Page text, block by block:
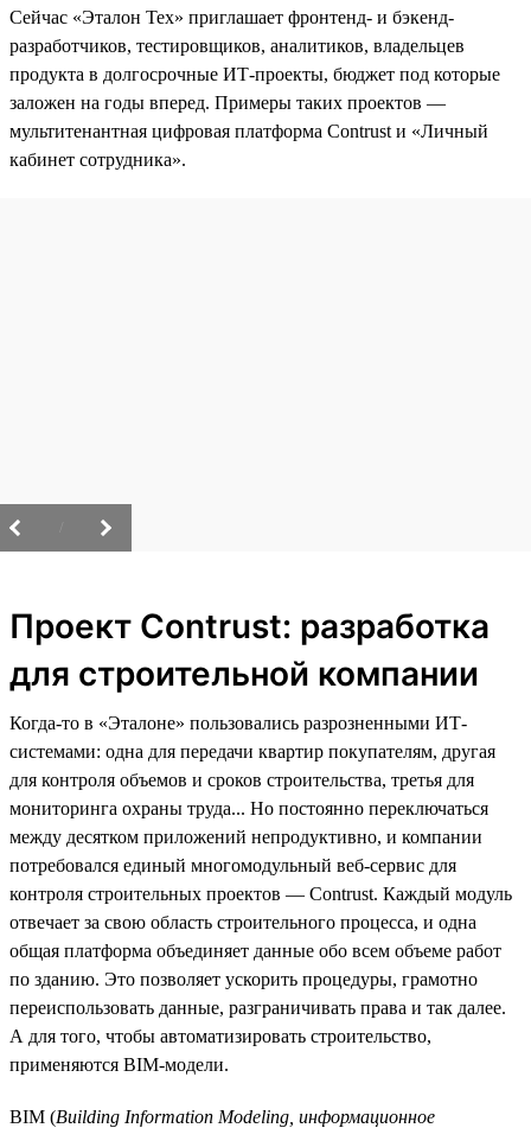
Сейчас «Эталон Тех» приглашает фронтенд- и бэкенд-
разработчиков, тестировщиков, аналитиков, владельцев
продукта в долгосрочные ИТ-проекты, бюджет под которые
заложен на годы вперед. Примеры таких проектов —
мультитенантная цифровая платформа Contrust и «Личный
кабинет сотрудника».
Проект Contrust: разработка
для строительной компании
Когда-то в «Эталоне» пользовались разрозненными ИТ-
системами: одна для передачи квартир покупателям, другая
для контроля объемов и сроков строительства, третья для
мониторинга охраны труда... Но постоянно переключаться
между десятком приложений непродуктивно, и компании
потребовался единый многомодульный веб-сервис для
контроля строительных проектов — Contrust. Каждый модуль
отвечает за свою область строительного процесса, и одна
общая платформа объединяет данные обо всем объеме работ
по зданию. Это позволяет ускорить процедуры, грамотно
переиспользовать данные, разграничивать права и так далее.
А для того, чтобы автоматизировать строительство,
применяются BIM-модели.
BIM (Building Information Modeling, информационное